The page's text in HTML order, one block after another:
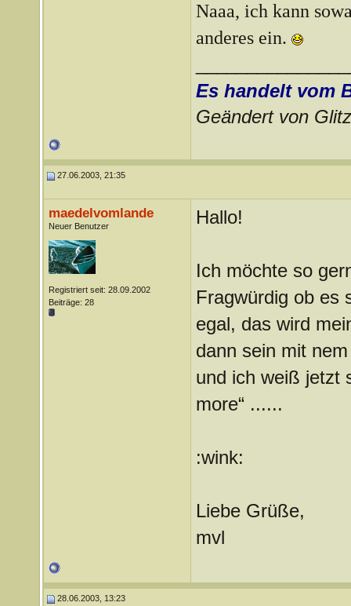
Naaa, ich kann
anderes ein.
Es handelt vom
Geändert von
27.06.2003, 21:35
maedelvomlande
Neuer Benutzer
Registriert seit: 28.09.2002
Beiträge: 28
Hallo!
Ich möchte so
Fragwürdig ob es
egal, das wird
dann sein mit
und ich weiß jetzt
more“ ......
:wink:
Liebe Grüße,
mvl
28.06.2003, 13:23